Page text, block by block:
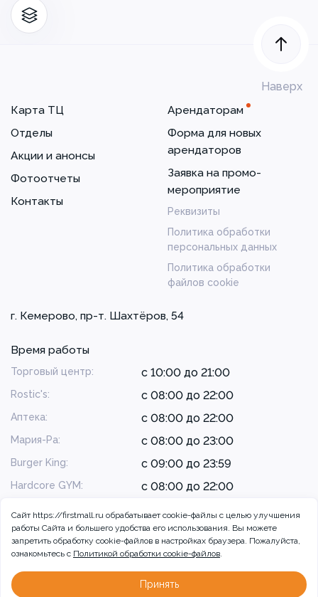
Наверх
Карта ТЦ
Отделы
Акции и анонсы
Фотоотчеты
Контакты
Арендаторам
Форма для новых
арендаторов
Заявка на промо-
мероприятие
Реквизиты
Политика обработки
персональных данных
Политика обработки
файлов cookie
г. Кемерово, пр-т. Шахтёров, 54
Время работы
Торговый центр: с 10:00 до 21:00
Rostic's: с 08:00 до 22:00
Аптека: с 08:00 до 22:00
Мария-Ра: с 08:00 до 23:00
Burger King: с 09:00 до 23:59
Hardcore GYM: с 08:00 до 22:00
© 2026 ТРЦ Радуга, г. Кемерово
Сайт https://firstmall.ru обрабатывает cookie-файлы с целью улучшения
работы Сайта и большего удобства его использования. Вы можете
запретить обработку сookie-файлов в настройках браузера. Пожалуйста,
ознакомьтесь с Политикой обработки cookie-файлов.
Принять